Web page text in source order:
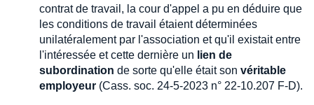
contrat de travail, la cour d'appel a pu en déduire que
les conditions de travail étaient déterminées
unilatéralement par l'association et qu'il existait entre
l'intéressée et cette dernière un lien de
subordination de sorte qu'elle était son véritable
employeur (Cass. soc. 24-5-2023 n° 22-10.207 F-D).